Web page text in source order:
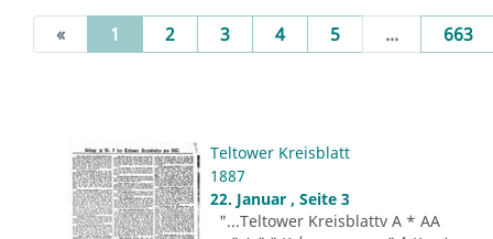
« 1 (current)
2 3 4 5 ... 663
Teltower Kreisblatt
1887
22. Januar , Seite 3
"...Teltower Kreisblattv A * AA